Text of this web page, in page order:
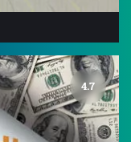
4.7